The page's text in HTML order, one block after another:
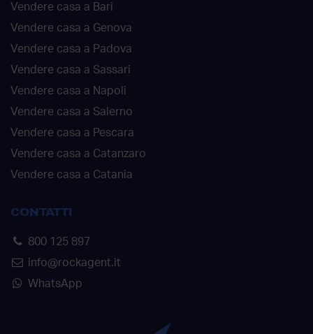
Vendere casa a Bari
Vendere casa a Genova
Vendere casa a Padova
Vendere casa a Sassari
Vendere casa a Napoli
Vendere casa a Salerno
Vendere casa a Pescara
Vendere casa a Catanzaro
Vendere casa a Catania
CONTATTI
800 125 897
info@rockagent.it
WhatsApp